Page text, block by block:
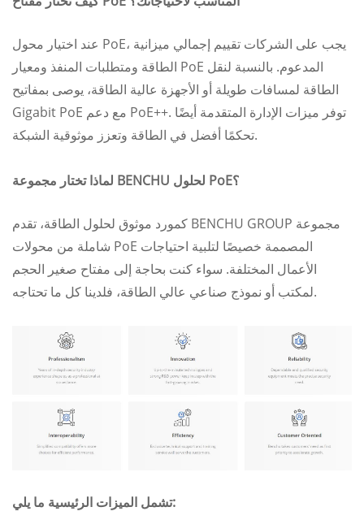
عند اختيار محول PoE، يجب على الشركات تقييم إجمالي ميزانية
الطاقة ومتطلبات المنفذ ومعيار PoE المدعوم. بالنسبة لنقل
الطاقة لمسافات طويلة أو الأجهزة عالية الطاقة، يوصى بمفاتيح
Gigabit PoE مع دعم PoE++. توفر ميزات الإدارة المتقدمة أيضًا
تحكمًا أفضل في الطاقة وتعزز موثوقية الشبكة.
لماذا تختار مجموعة BENCHU لحلول PoE؟
كمورد موثوق لحلول الطاقة، تقدم BENCHU GROUP مجموعة
شاملة من محولات PoE المصممة خصيصًا لتلبية احتياجات
الأعمال المختلفة. سواء كنت بحاجة إلى مفتاح صغير الحجم
لمكتب أو نموذج صناعي عالي الطاقة، فلدينا كل ما تحتاجه.
تشمل الميزات الرئيسية ما يلي: